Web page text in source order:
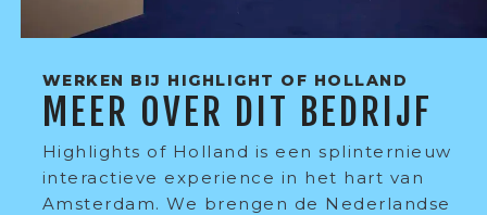
WERKEN BIJ HIGHLIGHT OF HOLLAND
MEER OVER DIT BEDRIJF
Highlights of Holland is een splinternieuw
interactieve experience in het hart van
Amsterdam. We brengen de Nederlandse